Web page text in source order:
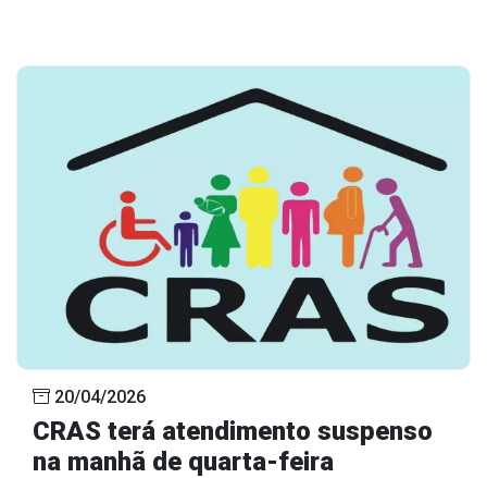
20/04/2026
CRAS terá atendimento suspenso
na manhã de quarta-feira